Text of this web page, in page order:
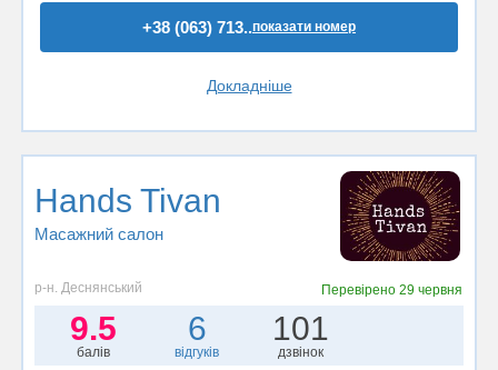
+38 (063) 713..показати номер
Докладніше
Hands Tivan
Масажний салон
р-н. Деснянський Перевірено29 червня
9.5
балів
6
відгуків
101
дзвінок